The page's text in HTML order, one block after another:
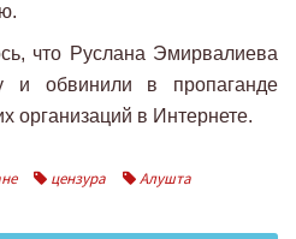
что Руслана Эмирвалиева
и обвинили в пропаганде
организаций в Интернете.
цензура Алушта